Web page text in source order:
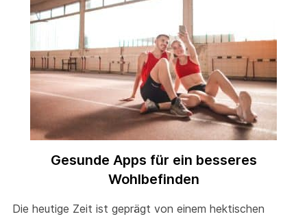
Gesunde Apps für ein besseres
Wohlbefinden
Die heutige Zeit ist geprägt von einem hektischen